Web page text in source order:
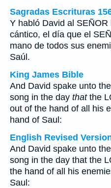
Sagradas Escrituras
Y habló David al
cántico, el día que el
mano de todos sus
Saúl.
King James Bible
And David spake unto
song in the day thatthe
out of the hand of all his
hand of Saul:
English Revised
And David spake unto
song in the day that the
the hand of all his
Saul: